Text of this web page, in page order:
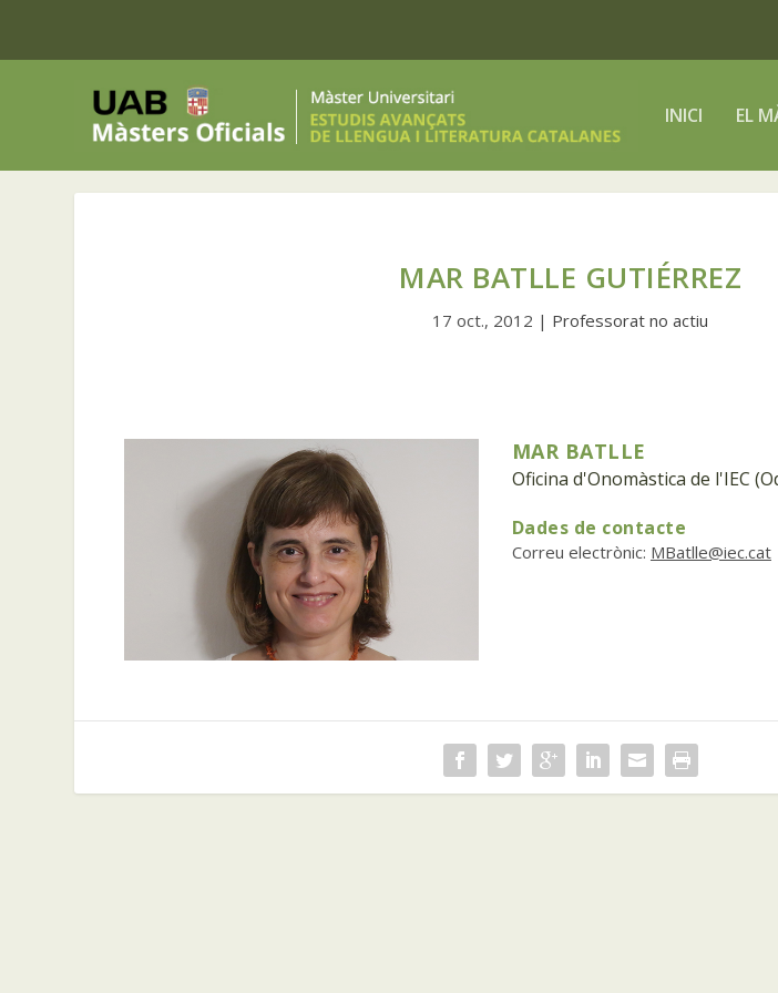
INICI EL
MAR BATLLE GUTIÉRREZ
17 oct., 2012 | Professorat no actiu
MAR BATLLE
Oficina d'Onomàstica de l'IEC
Dades de contacte
Correu electrònic: MBatlle@iec.cat